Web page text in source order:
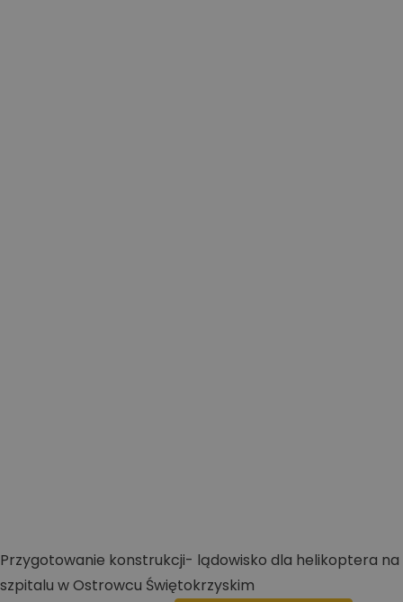
Przygotowanie konstrukcji- lądowisko dla helikoptera na
szpitalu w Ostrowcu Świętokrzyskim